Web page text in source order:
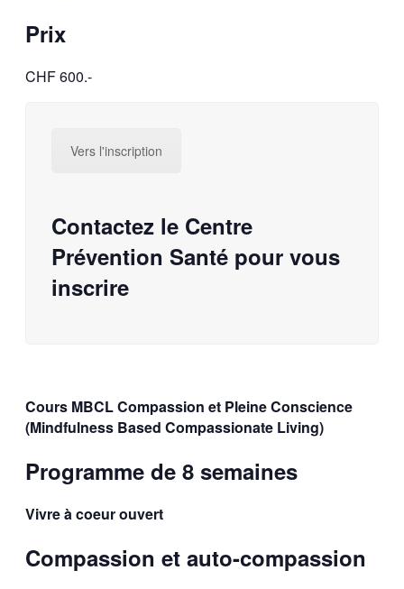
Prix
CHF 600.-
Vers l'inscription
Contactez le Centre
Prévention Santé pour vous
inscrire
Cours MBCL Compassion et Pleine Conscience
(Mindfulness Based Compassionate Living)
Programme de 8 semaines
Vivre à coeur ouvert
Compassion et auto-compassion